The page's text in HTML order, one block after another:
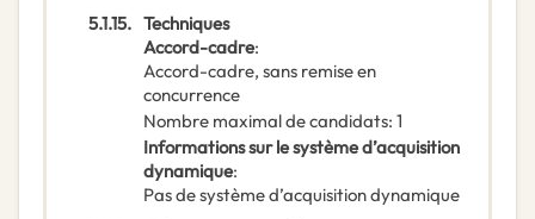
5.1.15. Techniques
Accord-cadre:
Accord-cadre, sans remise en
concurrence
Nombre maximal de candidats: 1
Informations sur le système d’acquisition
dynamique:
Pas de système d’acquisition dynamique